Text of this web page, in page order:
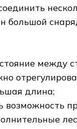
большой
между
длина;
возможность